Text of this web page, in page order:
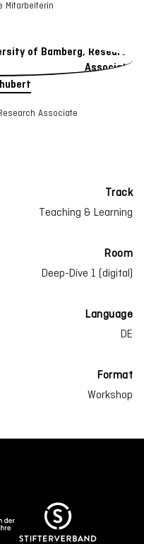
Mitarbeiterin
Associate
Track
Teaching & Learning
Room
Deep-Dive 1 (digital)
Language
DE
Format
Workshop